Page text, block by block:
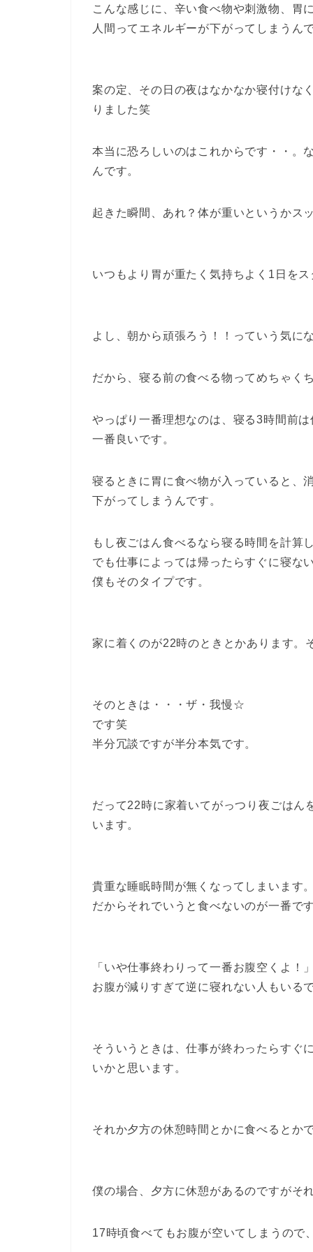
こんな感じに、辛い食べ物や刺激物、胃
人間ってエネルギーが下がってしまうん
案の定、その日の夜はなかなか寝付けな
りました笑
本当に恐ろしいのはこれからです・・。
んです。
起きた瞬間、あれ？体が重いというかス
いつもより胃が重たく気持ちよく1日を
よし、朝から頑張ろう！！っていう気に
だから、寝る前の食べる物ってめちゃく
やっぱり一番理想なのは、寝る3時間前
一番良いです。
寝るときに胃に食べ物が入っていると、
下がってしまうんです。
もし夜ごはん食べるなら寝る時間を計算
でも仕事によっては帰ったらすぐに寝な
僕もそのタイプです。
家に着くのが22時のときとかあります。
そのときは・・・ザ・我慢☆
です笑
半分冗談ですが半分本気です。
だって22時に家着いてがっつり夜ごはん
います。
貴重な睡眠時間が無くなってしまいます
だからそれでいうと食べないのが一番で
「いや仕事終わりって一番お腹空くよ！
お腹が減りすぎて逆に寝れない人もいる
そういうときは、仕事が終わったらすぐ
いかと思います。
それか夕方の休憩時間とかに食べるとか
僕の場合、夕方に休憩があるのですがそ
17時頃食べてもお腹が空いてしまうので